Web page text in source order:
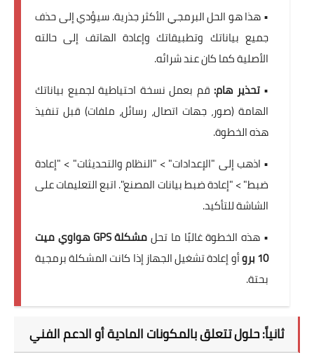
• هذا هو الحل البرمجي الأكثر جذرية. سيؤدي إلى حذف
جميع بياناتك وتطبيقاتك وإعادة الهاتف إلى حالته
الأصلية كما كان عند شرائه.
•تحذير هام: قم بعمل نسخة احتياطية لجميع بياناتك
الهامة (صور، جهات اتصال، رسائل، ملفات) قبل تنفيذ
هذه الخطوة.
• اذهب إلى "الإعدادات" > "النظام والتحديثات" > "إعادة
ضبط" > "إعادة ضبط بيانات المصنع". اتبع التعليمات على
الشاشة للتأكيد.
• هذه الخطوة غالبًا ما تحل
مشكلة GPS هواوي ميت
10 برو
أو إعادة تشغيل الجهاز إذا كانت المشكلة برمجية
بحتة.
ثانياً: حلول تتعلق بالمكونات المادية أو الدعم الفني